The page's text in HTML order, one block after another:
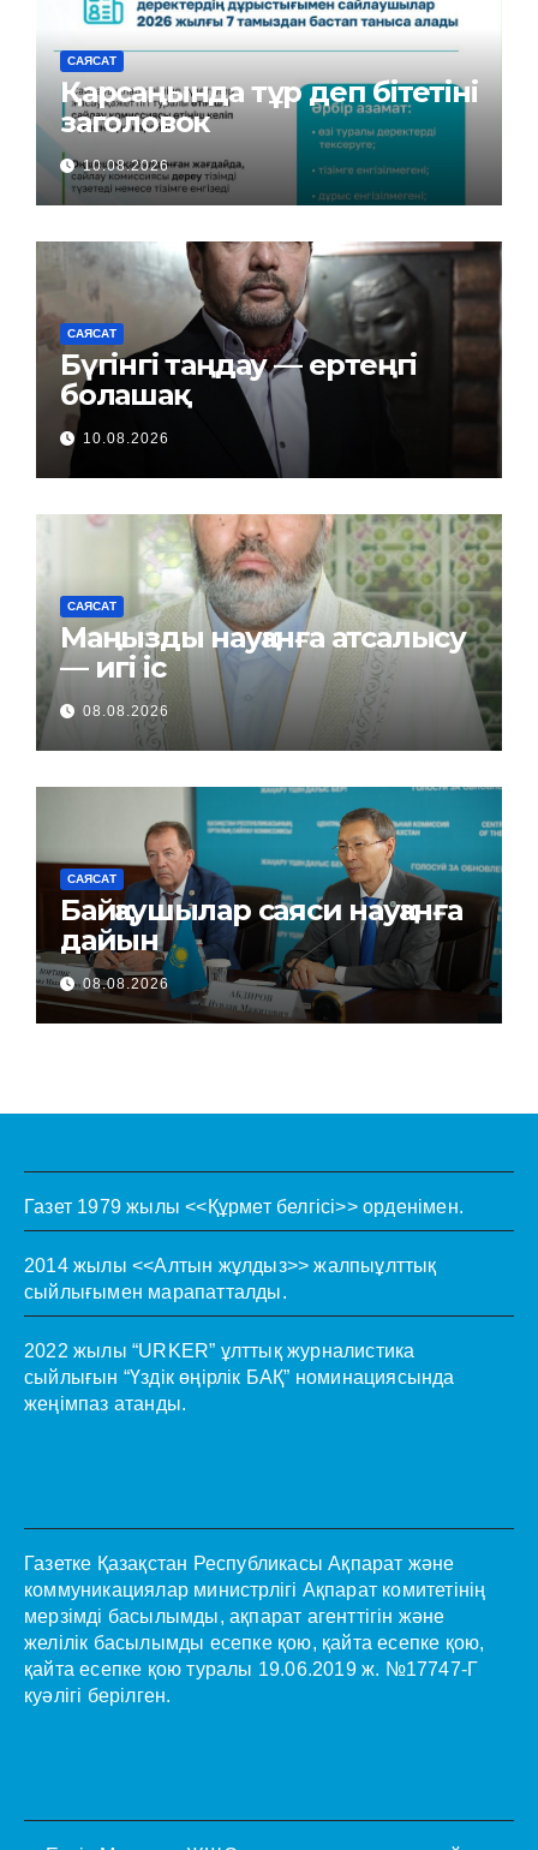
САЯСАТ
Қарсаңында тұр деп бітетіні
заголовок
10.08.2026
САЯСАТ
Бүгінгі таңдау — ертеңгі
болашақ
10.08.2026
САЯСАТ
Маңызды науқанға атсалысу
— игі іс
08.08.2026
САЯСАТ
Байқаушылар саяси науқанға
дайын
08.08.2026
Газет 1979 жылы <<Құрмет белгісі>> орденімен.
2014 жылы <<Алтын жұлдыз>> жалпыұлттық
сыйлығымен марапатталды.
2022 жылы “URKER” ұлттық журналистика
сыйлығын “Үздік өңірлік БАҚ” номинациясында
жеңімпаз атанды.
Газетке Қазақстан Республикасы Ақпарат және
коммуникациялар министрлігі Ақпарат комитетінің
мерзімді басылымды, ақпарат агенттігін және
желілік басылымды есепке қою, қайта есепке қою,
қайта есепке қою туралы 19.06.2019 ж. №17747-Г
куәлігі берілген.